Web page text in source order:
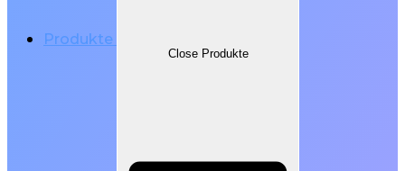
Produkte
Close Produkte